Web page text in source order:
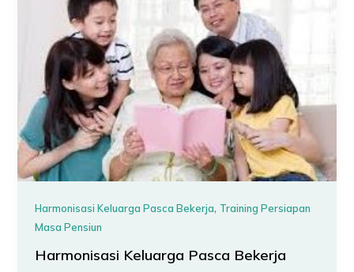
Harmonisasi Keluarga Pasca Bekerja, Training Persiapan
Masa Pensiun
Harmonisasi Keluarga Pasca Bekerja